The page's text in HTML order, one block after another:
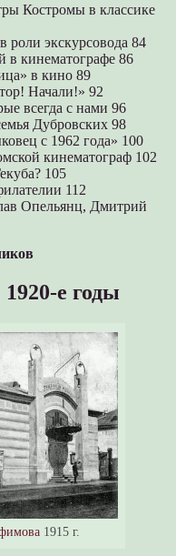
Костромы в классике
роли экскурсовода 84
в кинематографе 86
в кино 89
Начали!» 92
всегда с нами 96
Дубровских 98
с 1962 года» 100
кинематограф 102
105
112
Опельянц, Дмитрий
е годы
1915 г.